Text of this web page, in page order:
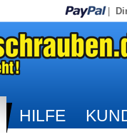
HILFE